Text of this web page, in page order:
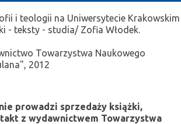
i teologii na Uniwersytecie Krakowskim
- teksty - studia/ Zofia Włodek.
Towarzystwa Naukowego
2012
prowadzi sprzedaży książki,
z wydawnictwem Towarzystwa